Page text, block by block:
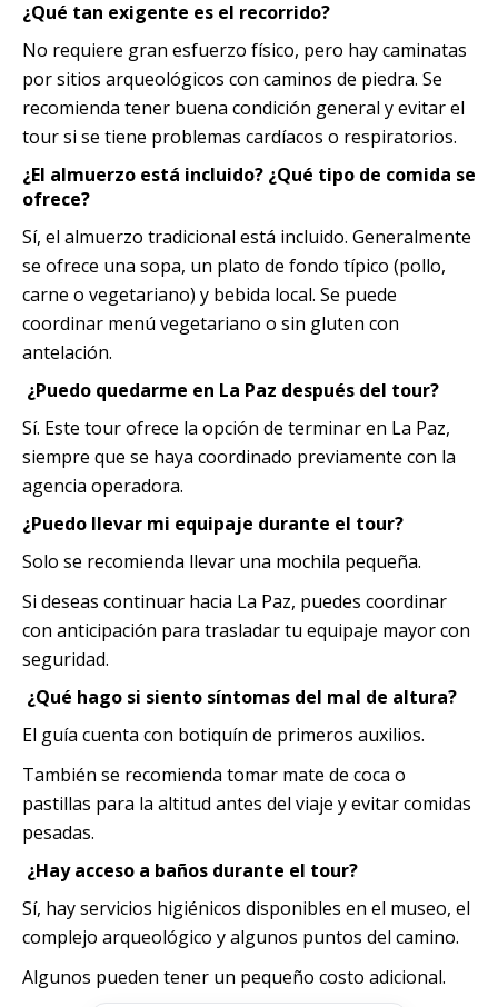
¿Qué tan exigente es el recorrido?
No requiere gran esfuerzo físico, pero hay caminatas
por sitios arqueológicos con caminos de piedra. Se
recomienda tener buena condición general y evitar el
tour si se tiene problemas cardíacos o respiratorios.
¿El almuerzo está incluido? ¿Qué tipo de comida se
ofrece?
Sí, el almuerzo tradicional está incluido. Generalmente
se ofrece una sopa, un plato de fondo típico (pollo,
carne o vegetariano) y bebida local. Se puede
coordinar menú vegetariano o sin gluten con
antelación.
¿Puedo quedarme en La Paz después del tour?
Sí. Este tour ofrece la opción de terminar en La Paz,
siempre que se haya coordinado previamente con la
agencia operadora.
¿Puedo llevar mi equipaje durante el tour?
Solo se recomienda llevar una mochila pequeña.
Si deseas continuar hacia La Paz, puedes coordinar
con anticipación para trasladar tu equipaje mayor con
seguridad.
¿Qué hago si siento síntomas del mal de altura?
El guía cuenta con botiquín de primeros auxilios.
También se recomienda tomar mate de coca o
pastillas para la altitud antes del viaje y evitar comidas
pesadas.
¿Hay acceso a baños durante el tour?
Sí, hay servicios higiénicos disponibles en el museo, el
complejo arqueológico y algunos puntos del camino.
Algunos pueden tener un pequeño costo adicional.